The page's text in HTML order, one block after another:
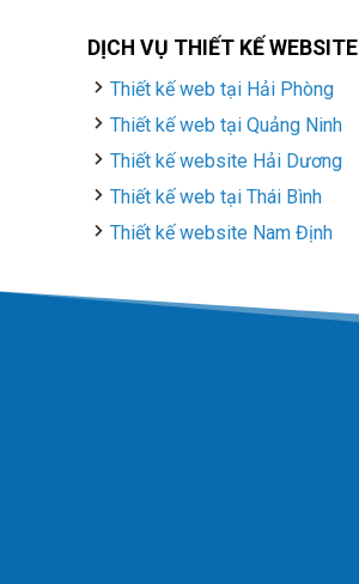
DỊCH VỤ THIẾT KẾ WEBSITE
Thiết kế web tại Hải Phòng
Thiết kế web tại Quảng Ninh
Thiết kế website Hải Dương
Thiết kế web tại Thái Bình
Thiết kế website Nam Định